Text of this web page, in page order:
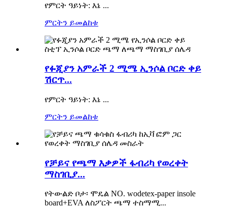
የምርት ዓይነት: እኔ ...
ምርትን ይመልከቱ
የፉጂያን አምራች 2 ሚሜ ኢንሶል ቦርድ ቀይ
ሽርጥ...
የምርት ዓይነት: እኔ ...
ምርትን ይመልከቱ
የቻይና የጫማ እቃዎች ፋብሪካ የወረቀት
ማስገቢያ...
የትውልድ ቦታ፡ ሞዴል NO. wodetex-paper insole
board+EVA ለስፖርት ጫማ ተስማሚ...